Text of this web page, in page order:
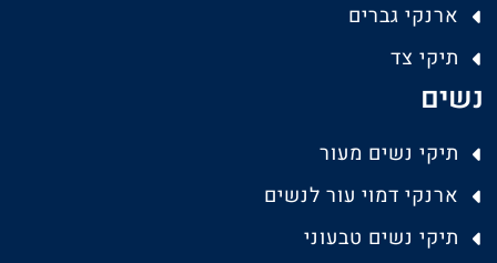
ארנקי גברים
תיקי צד
נשים
תיקי נשים מעור
ארנקי דמוי עור לנשים
תיקי נשים טבעוני